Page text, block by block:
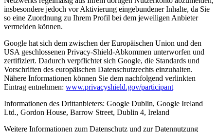
insbesondere jedoch vor Aktivierung eingebundener Inhalte, da Sie
so eine Zuordnung zu Ihrem Profil bei dem jeweiligen Anbieter
vermeiden können.
Google hat sich dem zwischen der Europäischen Union und den
USA geschlossenen Privacy-Shield-Abkommen unterworfen und
zertifiziert. Dadurch verpflichtet sich Google, die Standards und
Vorschriften des europäischen Datenschutzrechts einzuhalten.
Nähere Informationen können Sie dem nachfolgend verlinkten
Eintrag entnehmen: www.privacyshield.gov/participant
Informationen des Drittanbieters: Google Dublin, Google Ireland
Ltd., Gordon House, Barrow Street, Dublin 4, Ireland
Weitere Informationen zum Datenschutz und zur Datennutzung